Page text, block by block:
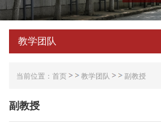
教学团队
当前位置： 首页 教学团队 副教授
副教授